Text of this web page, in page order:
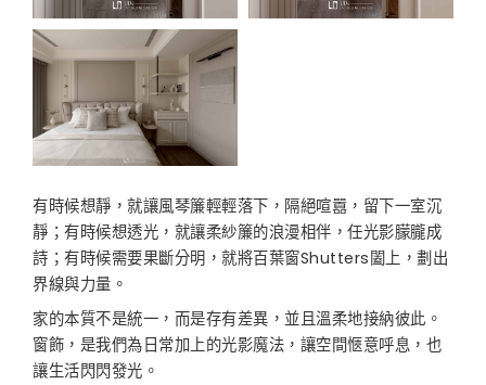
有時候想靜，就讓風琴簾輕輕落下，隔絕喧囂，留下一室沉
靜；有時候想透光，就讓柔紗簾的浪漫相伴，任光影朦朧成
詩；有時候需要果斷分明，就將百葉窗Shutters闔上，劃出
界線與力量。
家的本質不是統一，而是存有差異，並且溫柔地接納彼此。
窗飾，是我們為日常加上的光影魔法，讓空間愜意呼息，也
讓生活閃閃發光。